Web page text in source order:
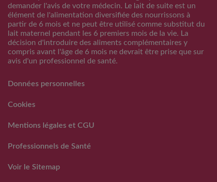
Calendrier Grossese
Guide de l’alimentation
S'inscrire/S'identifier
Support
FAQs
RAPPEL VOLONTAIRE ET
LAITS INFANTILES
FAQ rappels volontaires
demander l'avis de votre médecin. Le lait de suite est un
élément de l'alimentation diversifiée des nourrissons à
partir de 6 mois et ne peut être utilisé comme substitut du
lait maternel pendant les 6 premiers mois de la vie. La
décision d'introduire des aliments complémentaires y
compris avant l'âge de 6 mois ne devrait être prise que sur
avis d'un professionnel de santé.
Données personnelles
Cookies
Mentions légales et CGU
Professionnels de Santé
Voir le Sitemap